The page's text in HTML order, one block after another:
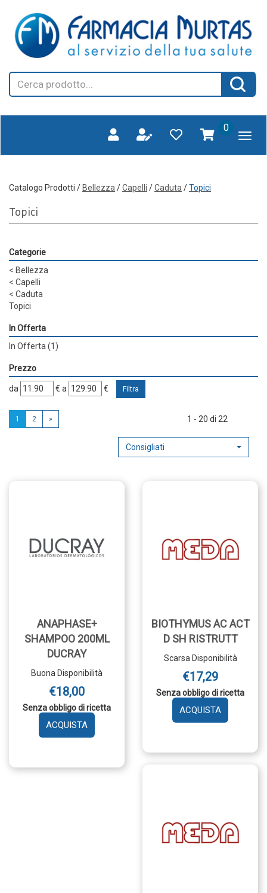
contenuto
principale
SCANO
Cerca
Prodotto
0prodotti
inseriti
Catalogo Prodotti / Bellezza /Capelli /Caduta /Topici
Topici
Categorie
< Bellezza
< Capelli
< Caduta
Topici
In Offerta
In Offerta (1)
Prezzo
filtra
da € filtra
a €
1 2 » 1 - 20 di 22
Consigliati
ANAPHASE+
SHAMPOO 200ML
DUCRAY
Buona Disponibilità
€18,00
Senza obbligo di ricetta
AGGIUNGI ANAPHASE+
SHAMPOO
DUCRAY AL
BIOTHYMUS AC ACT
D SH RISTRUTT
Scarsa Disponibilità
€17,29
Senza obbligo di ricetta
AGGIUNGI
AC